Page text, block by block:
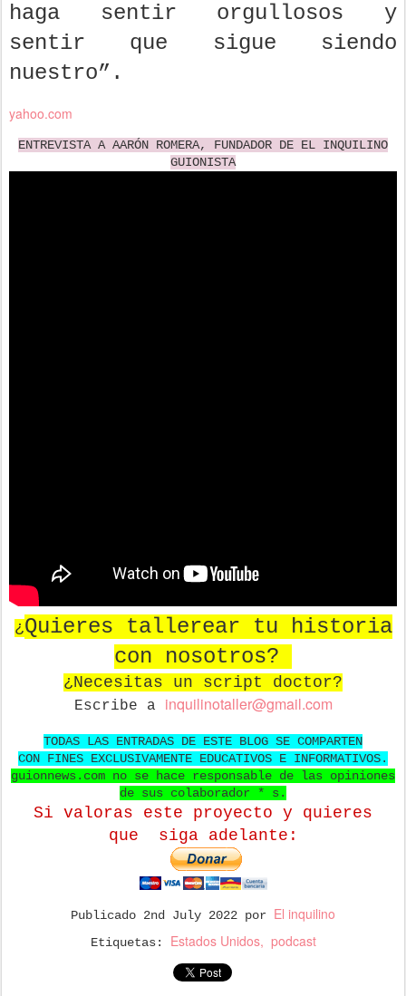
haga sentir orgullosos y
sentir que sigue siendo
nuestro”.
yahoo.com
ENTREVISTA A AARÓN ROMERA, FUNDADOR DE EL INQUILINO
GUIONISTA
¿Quieres tallerear tu historia
con nosotros?
¿Necesitas un script doctor?
Escribe a inquilinotaller@gmail.com
TODAS LAS ENTRADAS DE ESTE BLOG SE COMPARTEN
CON FINES EXCLUSIVAMENTE EDUCATIVOS E INFORMATIVOS.
guionnews.com no se hace responsable de las opiniones
de sus colaborador * s.
Si valoras este proyecto y quieres
que siga adelante:
Publicado 2nd July 2022 por El inquilino
Etiquetas: Estados Unidos podcast